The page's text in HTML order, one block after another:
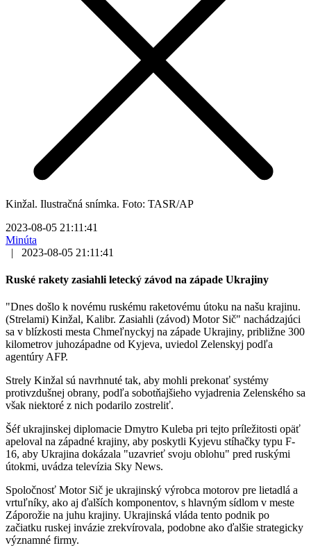
Kinžal. Ilustračná snímka. Foto: TASR/AP
2023-08-05 21:11:41
Minúta
|
2023-08-05 21:11:41
Ruské rakety zasiahli letecký závod na západe Ukrajiny
"Dnes došlo k novému ruskému raketovému útoku na našu krajinu.
(Strelami) Kinžal, Kalibr. Zasiahli (závod) Motor Sič" nachádzajúci
sa v blízkosti mesta Chmeľnyckyj na západe Ukrajiny, približne 300
kilometrov juhozápadne od Kyjeva, uviedol Zelenskyj podľa
agentúry AFP.
Strely Kinžal sú navrhnuté tak, aby mohli prekonať systémy
protivzdušnej obrany, podľa sobotňajšieho vyjadrenia Zelenského sa
však niektoré z nich podarilo zostreliť.
Šéf ukrajinskej diplomacie Dmytro Kuleba pri tejto príležitosti opäť
apeloval na západné krajiny, aby poskytli Kyjevu stíhačky typu F-
16, aby Ukrajina dokázala "uzavrieť svoju oblohu" pred ruskými
útokmi, uvádza televízia Sky News.
Spoločnosť Motor Sič je ukrajinský výrobca motorov pre lietadlá a
vrtuľníky, ako aj ďalších komponentov, s hlavným sídlom v meste
Záporožie na juhu krajiny. Ukrajinská vláda tento podnik po
začiatku ruskej invázie zrekvírovala, podobne ako ďalšie strategicky
významné firmy.